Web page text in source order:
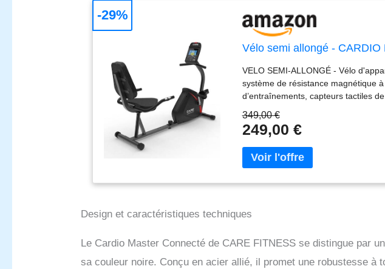
Vélo semi allongé - CARDIO
VELO SEMI-ALLONGÉ - Vélo
système de résistance magnétique
d’entraînements, capteurs tactiles
Handpulse. La masse d'inertie de
fluide et sans à-coups, et
bon maintien des pieds. VELO
une toute nouvelle dimension à vos
l’application Kinomap. Accédez à
Transformez chaque séance en
connexion sans fil ! SPORT A LA
entrainements et entretenir votre
programmes qui génèrent une
Cardio Master est un vélo
349,00 €
249,00 €
-29%
Design et caractéristiques techniques
Le Cardio Master Connecté de CARE FITNESS se distingue par
sa couleur noire. Conçu en acier allié, il promet une robustesse à